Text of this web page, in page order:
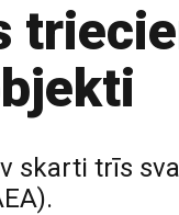
skarti trīs